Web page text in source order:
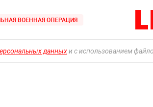
ВОЕННАЯ ОПЕРАЦИЯ
данныхи с использованием